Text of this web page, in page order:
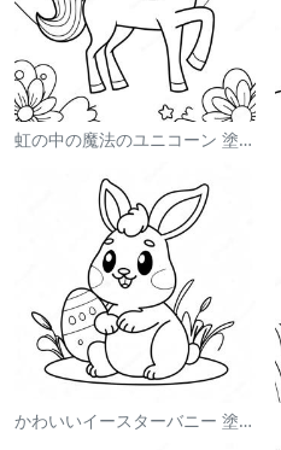
虹の中の魔法のユニコーン 塗り絵
かわいいイースターバニー 塗り絵